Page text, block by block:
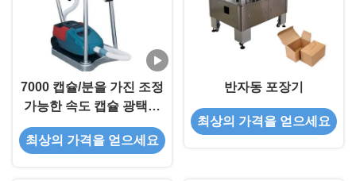
7000 캡슐/분을 가진 조정
가능한 속도 캡슐 광택기
약제 장비
최상의 가격을 얻으세요
반자동 포장기
최상의 가격을 얻으세요